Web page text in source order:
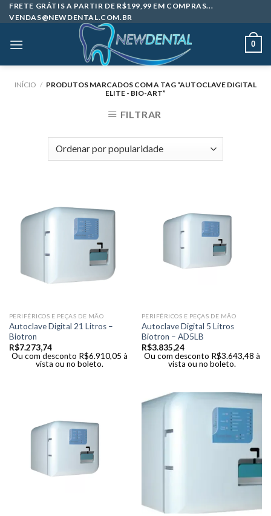
Skip
to
FRETE GRÁTIS A PARTIR DE R$199,99 EM COMPRAS...
VENDAS@NEWDENTAL.COM.BR
0
INÍCIO / PRODUTOS MARCADOS COM A TAG “AUTOCLAVE DIGITAL
ELITE - BIO-ART”
FILTRAR
PERIFÉRICOS E PEÇAS DE MÃO
Autoclave Digital 21 Litros –
Biotron
R$7.273,74
Ou com desconto R$6.910,05 à
vista ou no boleto.
PERIFÉRICOS E PEÇAS DE MÃO
Autoclave Digital 5 Litros
Biotron – AD5LB
R$3.835,24
Ou com desconto R$3.643,48 à
vista ou no boleto.